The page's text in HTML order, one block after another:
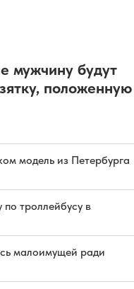
мужчину будут
положенную
модель из Петербурга
по троллейбусу в
малоимущей ради